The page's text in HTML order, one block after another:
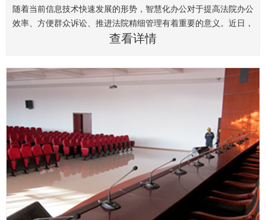
随着当前信息技术快速发展的形势，智慧化办公对于提高法院办公
效率、方便群众诉讼、推进法院精细管理有着重要的意义。近日，
BOAVC博安为广西省大新县法院设计了智能中控系统解决方案，
了解更多。
查看详情